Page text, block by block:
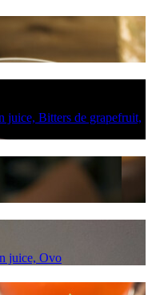
juice, Bitters de grapefruit,
juice, Ovo